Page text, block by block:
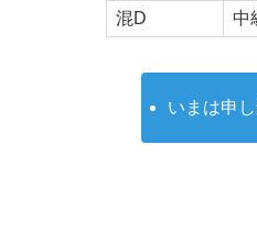
混D
中
いまは申